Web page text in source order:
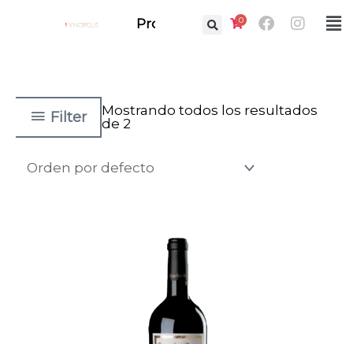
Prof. 0 Facebook
Filter
Mostrando todos los resultados
de 2